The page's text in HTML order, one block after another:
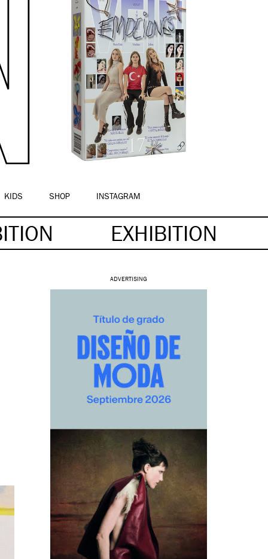
KIDS SHOP INSTAGRAM
EXHIBITION
ADVERTISING